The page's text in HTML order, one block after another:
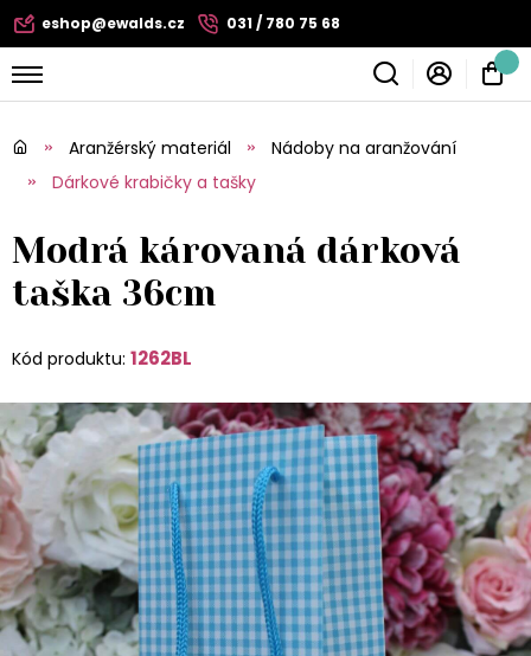
eshop@ewalds.cz 031 / 780 75 68
Aranžérský materiál
Nádoby na aranžování
Dárkové krabičky a tašky
Modrá károvaná dárková
taška 36cm
Kód produktu: 1262BL